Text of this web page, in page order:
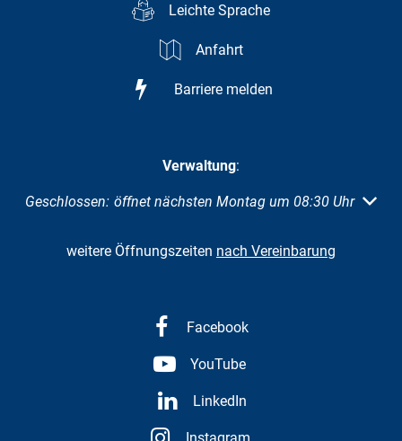
Leichte Sprache
Anfahrt
Barriere melden
Verwaltung:
Klicken, um weitere Öffnungs- oder Schließzeiten
Geschlossen: öffnet nächsten Montag um 08:30 Uhr
weitere Öffnungszeiten nach Vereinbarung
Facebook
YouTube
LinkedIn
Instagram